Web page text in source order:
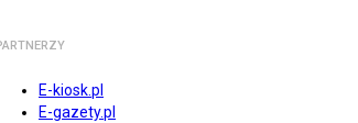
E-kiosk.pl
E-gazety.pl